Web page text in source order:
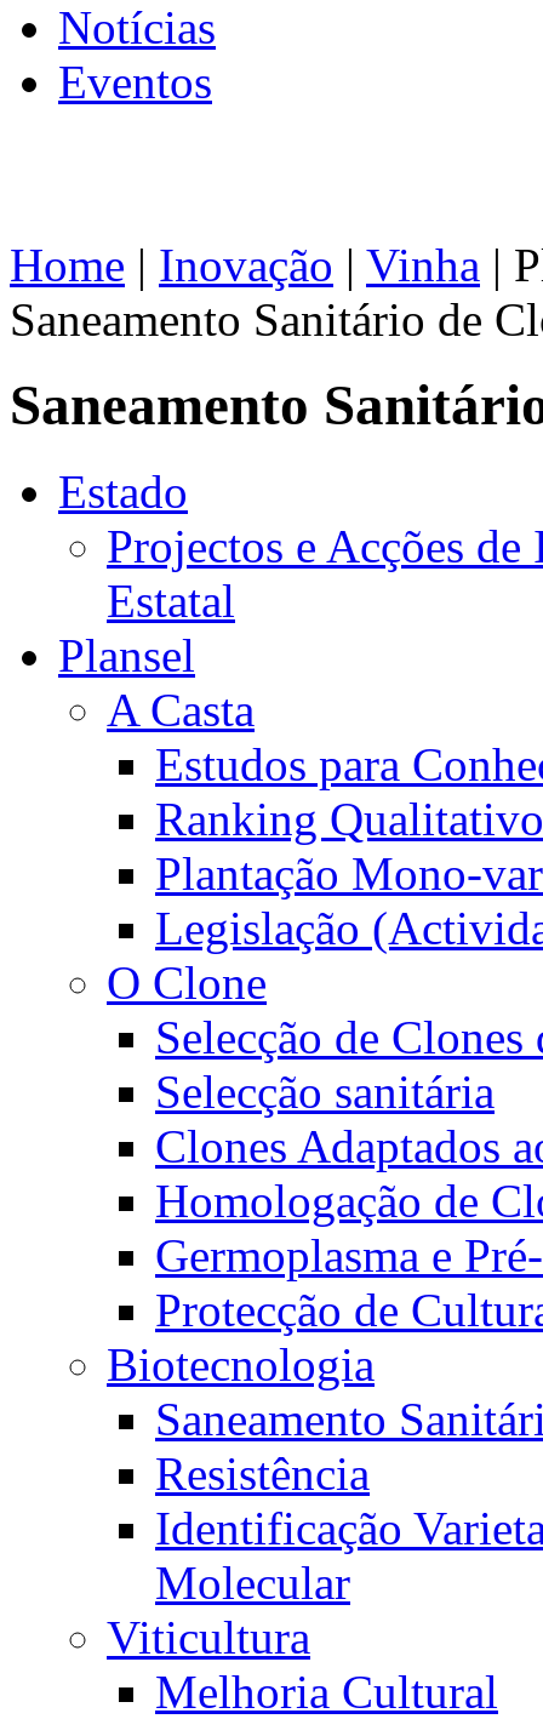
Notícias
Eventos
Home | Inovação | Vinha |
Saneamento Sanitário de
Saneamento
Estado
Projectos e Acções
Estatal
Plansel
A Casta
Estudos para
Ranking Qualitativo
Plantação Mono-
Legislação
O Clone
Selecção de
Selecção sanitária
Clones Adaptados
Homologação de
Germoplasma e
Protecção de
Biotecnologia
Saneamento
Resistência
Identificação
Molecular
Viticultura
Melhoria Cultural